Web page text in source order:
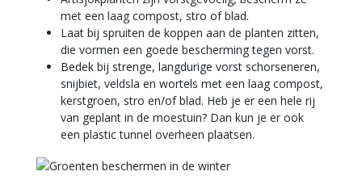
met een laag compost, stro of blad.
Laat bij spruiten de koppen aan de planten zitten,
die vormen een goede bescherming tegen vorst.
Bedek bij strenge, langdurige vorst schorseneren,
snijbiet, veldsla en wortels met een laag compost,
kerstgroen, stro en/of blad. Heb je er een hele rij
van geplant in de moestuin? Dan kun je er ook
een plastic tunnel overheen plaatsen.